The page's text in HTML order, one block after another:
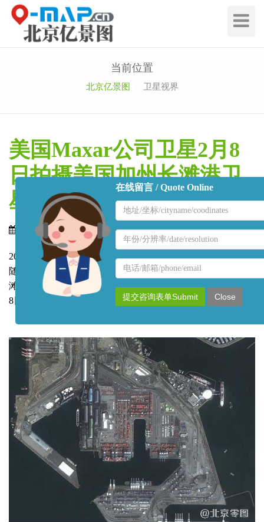
切
导
当前位置
北京亿景图 卫星视界
美国Maxar公司卫星2月8
日拍摄美国加州长滩港卫
星图
发表日期： 2021年01月23日 来源： 原创文章
2020年2月份，受到新冠疫情影响的首先是贸易和供应链，
随着来自中国的供应减少，全球海上交通受到重创。加州长
滩港是美国第二繁忙的集装箱港口，美国Maxar公司卫星2月
8日拍摄的图片中显示，它看起来很荒凉。
在线留言 / Quote Online
地
区
称
区
称
系
方
式
提交咨询表单Submit Close